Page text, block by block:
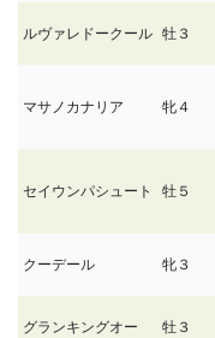
ルヴァレドークール 牡３
マサノカナリア 牝４
セイウンパシュート 牡５
クーデール 牝３
グランキングオー 牡３